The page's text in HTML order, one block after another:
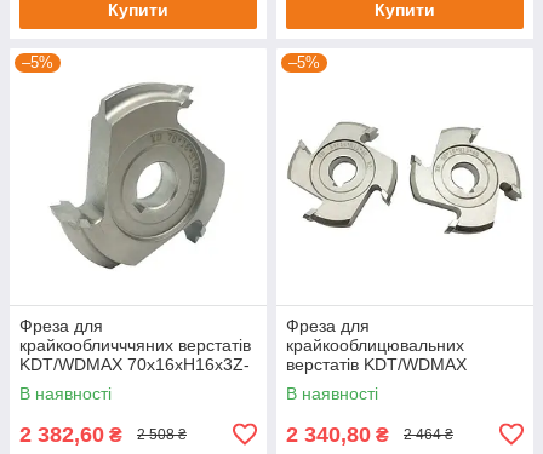
Купити Купити
–5%
Фреза для
крайкообличччяних верстатів
KDT/WDMAX 70х16хH16х3Z-
R3
В наявності
2 382,60 ₴ 2 508 ₴
–5%
Фреза для
крайкооблицювальних
верстатів KDT/WDMAX
69х16хH13х4Z-R1.5
В наявності
2 340,80 ₴ 2 464 ₴